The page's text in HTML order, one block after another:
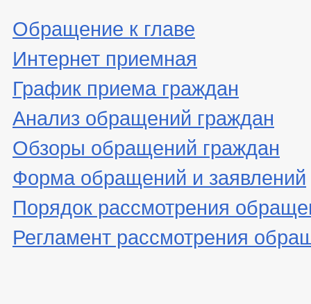
Обращение к главе
Интернет приемная
График приема граждан
Анализ обращений граждан
Обзоры обращений граждан
Форма обращений и заявлений
Порядок рассмотрения
Регламент рассмотрения